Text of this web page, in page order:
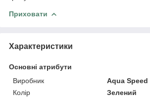
Приховати
Характеристики
Основні атрибути
Виробник
Aqua Speed
Колір
Зелений